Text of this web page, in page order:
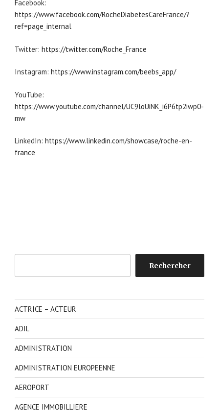
Facebook:
https://www.facebook.com/RocheDiabetesCareFrance/?
ref=page_internal
Twitter: https://twitter.com/Roche_France
Instagram: https://www.instagram.com/beebs_app/
YouTube:
https://www.youtube.com/channel/UC9loUiNK_i6P6tp2iwp0-
mw
LinkedIn: https://www.linkedin.com/showcase/roche-en-
france
Rechercher
ACTRICE – ACTEUR
ADIL
ADMINISTRATION
ADMINISTRATION EUROPEENNE
AEROPORT
AGENCE IMMOBILLIERE